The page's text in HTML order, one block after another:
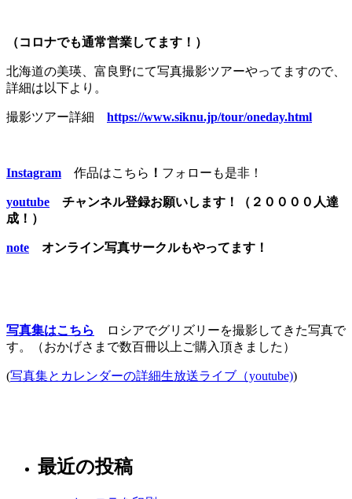
（コロナでも通常営業してます！）
北海道の美瑛、富良野にて写真撮影ツアーやってますので、
詳細は以下より。
撮影ツアー詳細 https://www.siknu.jp/tour/oneday.html
Instagram 作品はこちら ！ フォローも是非！
youtube チャンネル登録お願いします！（２００００人達
成！）
note オンライン写真サークルもやってます！
写真集はこちら
ロシアでグリズリーを撮影してきた写真で
す。（おかげさまで数百冊以上ご購入頂きました）
(写真集とカレンダーの詳細生放送ライブ（youtube))
最近の投稿